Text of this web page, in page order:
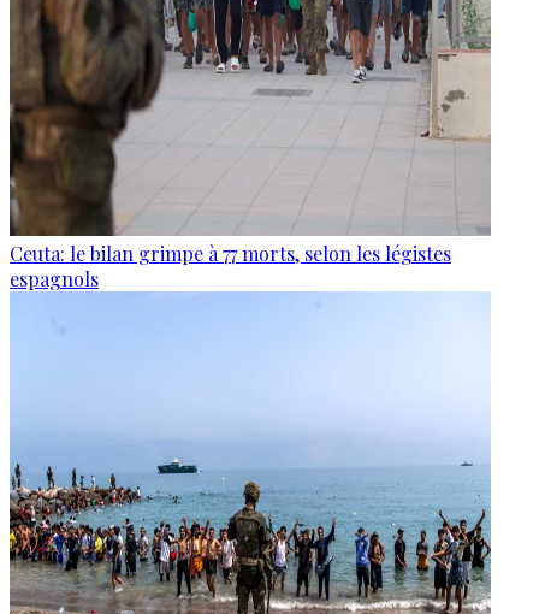
Ceuta: le bilan grimpe à 77 morts, selon les légistes
espagnols